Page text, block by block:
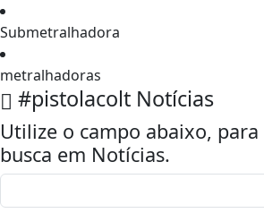
Submetralhadora
metralhadoras
#pistolacolt Notícias
Utilize o campo abaixo,
busca em Notícias.